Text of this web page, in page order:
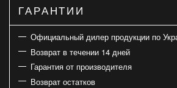
ГАРАНТИИ
Официальный дилер продукции по
Возврат в течении 14 дней
Гарантия от производителя
Возврат остатков